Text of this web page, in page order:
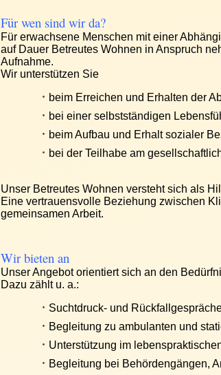
Für wen sind wir da?
Für erwachsene Menschen mit einer
auf Dauer Betreutes Wohnen in Anspruch
Aufnahme.
Wir unterstützen Sie
beim Erreichen und Erhalten der
bei einer selbstständigen
beim Aufbau und Erhalt sozialer
bei der Teilhabe am
Unser Betreutes Wohnen versteht sich als
Eine vertrauensvolle Beziehung zwischen
gemeinsamen Arbeit.
Wir bieten an
Unser Angebot orientiert sich an den
Dazu zählt u. a.:
Suchtdruck- und
Begleitung zu ambulanten und
Unterstützung im
Begleitung bei Behördengängen,